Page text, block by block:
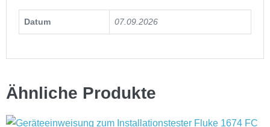
Datum 07.09.2026
Ähnliche Produkte